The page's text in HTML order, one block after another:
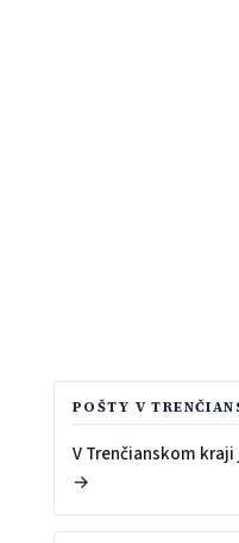
POŠTY V
V Trenčianskom kraji
→